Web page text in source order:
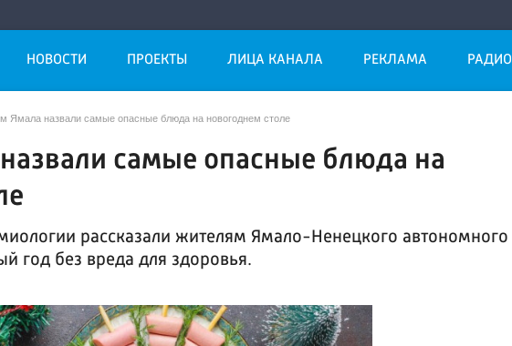
НОВОСТИ ПРОЕКТЫ ЛИЦА КАНАЛА РЕКЛАМА РАДИО
Ямала назвали самые опасные блюда на новогоднем столе
самые опасные блюда на
рассказали жителям Ямало-Ненецкого автономного
год без вреда для здоровья.